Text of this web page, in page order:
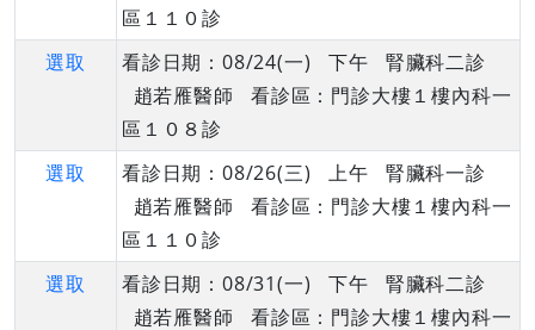
區１１０診
選取
看診日期：08/24(一) 下午 腎臟科二診
趙若雁醫師 看診區：門診大樓１樓內科一
區１０８診
選取
看診日期：08/26(三) 上午 腎臟科一診
趙若雁醫師 看診區：門診大樓１樓內科一
區１１０診
選取
看診日期：08/31(一) 下午 腎臟科二診
趙若雁醫師 看診區：門診大樓１樓內科一